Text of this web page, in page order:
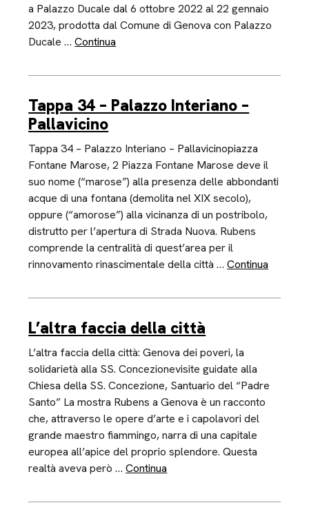
a Palazzo Ducale dal 6 ottobre 2022 al 22 gennaio
2023, prodotta dal Comune di Genova con Palazzo
Ducale …Continua
Tappa 34 – Palazzo Interiano –
Pallavicino
Tappa 34 – Palazzo Interiano – Pallavicinopiazza
Fontane Marose, 2 Piazza Fontane Marose deve il
suo nome (“marose”) alla presenza delle abbondanti
acque di una fontana (demolita nel XIX secolo),
oppure (“amorose”) alla vicinanza di un postribolo,
distrutto per l’apertura di Strada Nuova. Rubens
comprende la centralità di quest’area per il
rinnovamento rinascimentale della città …Continua
L’altra faccia della città
L’altra faccia della città: Genova dei poveri, la
solidarietà alla SS. Concezionevisite guidate alla
Chiesa della SS. Concezione, Santuario del “Padre
Santo” La mostra Rubens a Genova è un racconto
che, attraverso le opere d’arte e i capolavori del
grande maestro fiammingo, narra di una capitale
europea all’apice del proprio splendore. Questa
realtà aveva però …Continua